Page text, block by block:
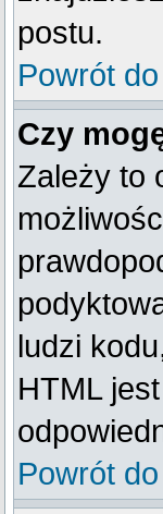
postu.
Powrót
Czy
Zależy to
ludzi
HTML
Powrót